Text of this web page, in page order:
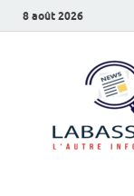
8 août 2026